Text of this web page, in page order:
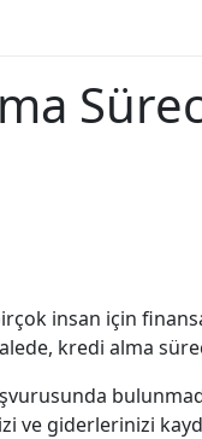
insan için
kredi alma
ve giderlerinizi